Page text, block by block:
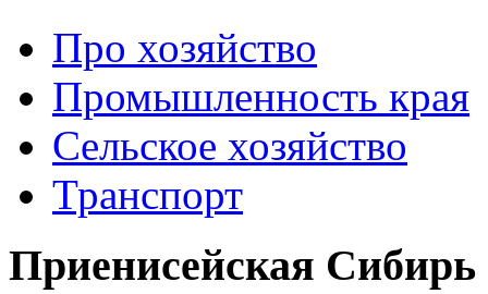
Про хозяйство
Промышленность края
Сельское хозяйство
Транспорт
Приенисейская Сибирь